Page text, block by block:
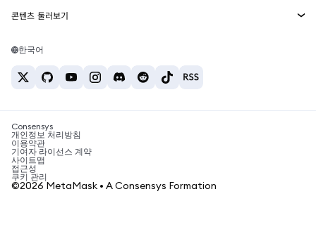
웹3 서비스
고객 지원
채용
테더 가격
USDT를 INR로 환전
BTC를 INR로 환전
ETH를 USDT로 환전
ETH 매수
USDT 매수
SHIB 매수
BNB 매수
콘텐츠 둘러보기
솔라나 지갑
암호화폐 세금 뉴스
암호화폐 매수 방법
비트코인 매도 방법
한국어
Consensys
개인정보 처리방침
이용약관
기여자 라이선스 계약
사이트맵
접근성
쿠키 관리
©2026 MetaMask • A Consensys Formation